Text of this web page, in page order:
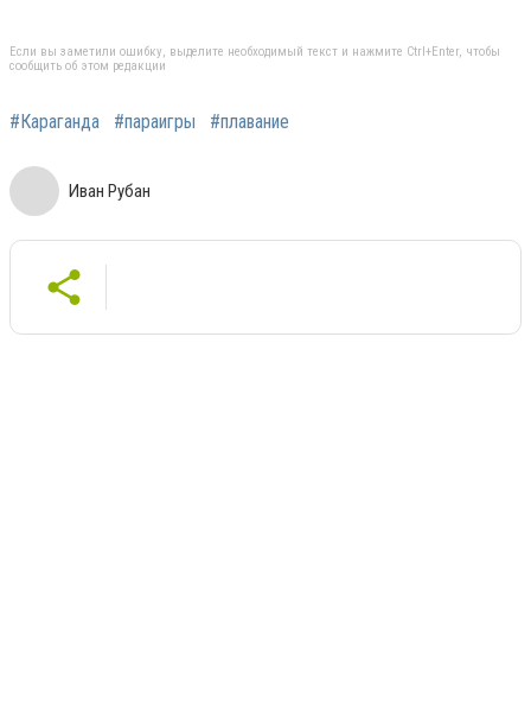
Если вы заметили ошибку, выделите необходимый текст и нажмите Ctrl+Enter, чтобы
сообщить об этом редакции
#Караганда #параигры #плавание
Иван Рубан